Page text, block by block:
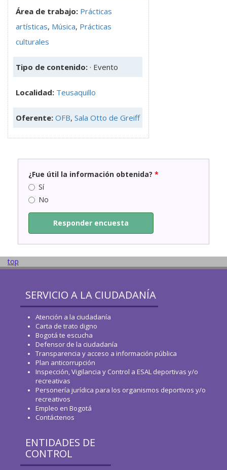
Área de trabajo: Prácticas
artísticas, Música, Prácticas
culturales
Tipo de contenido: · Evento
Localidad: Teusaquillo
Oferente: OFB, Sala Otto de Greiff
¿Fue útil la información obtenida? *
Sí
No
Responder encuesta
top
SERVICIO A LA CIUDADANÍA
Atención a la ciudadanía
Carta de trato digno
Bogotá te escucha
Defensor de la ciudadanía
Transparencia y acceso a información pública
Plan anticorrupción
Inspección, Vigilancia y Control a ESAL deportivas y/o
recreativas
Personería jurídica para los organismos deportivos y/o
recreativos
Empleo en Bogotá
Contáctenos
ENTIDADES DE
CONTROL